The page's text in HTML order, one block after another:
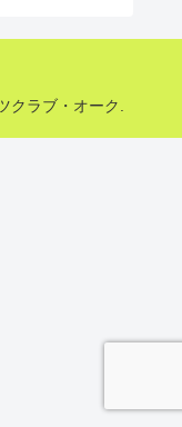
クラブ・オーク.